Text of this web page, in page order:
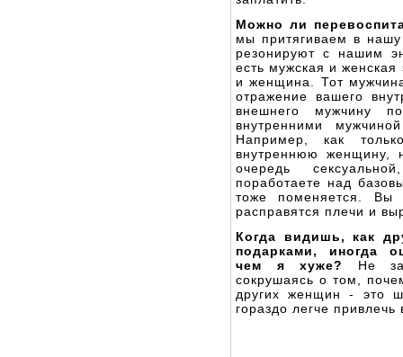
Можно ли
мы притягиваем в
резонируют с нашим
есть мужская и
и женщина. Тот
отражение вашего
внешнего мужчину
внутренними
Например, как
внутреннюю женщину,
очередь
поработаете над
тоже поменяется. Вы
расправятся плечи и
Когда видишь, как
подарками, иногда
чем я хуже?
Не
сокрушаясь о том,
других женщин - это
гораздо легче